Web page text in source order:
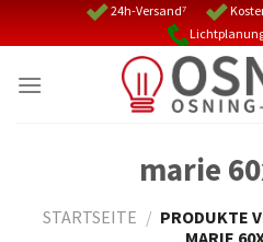
24h-Versand⁷
marie
STARTSEITE / PRODUKTE
„MARIE